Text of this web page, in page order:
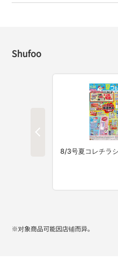
Shufoo
※对象商品可能因店铺而异。